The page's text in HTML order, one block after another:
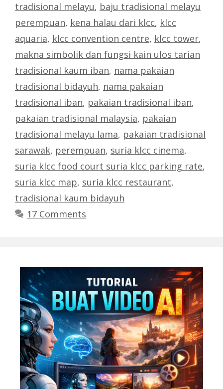
tradisional melayu, baju tradisional melayu
perempuan, kena halau dari klcc, klcc
aquaria, klcc convention centre, klcc tower,
makna simbolik dan fungsi kain ulos tarian
tradisional kaum iban, nama pakaian
tradisional bidayuh, nama pakaian
tradisional iban, pakaian tradisional iban,
pakaian tradisional malaysia, pakaian
tradisional melayu lama, pakaian tradisional
sarawak, perempuan, suria klcc cinema,
suria klcc food court suria klcc parking rate,
suria klcc map, suria klcc restaurant,
tradisional kaum bidayuh
17 Comments